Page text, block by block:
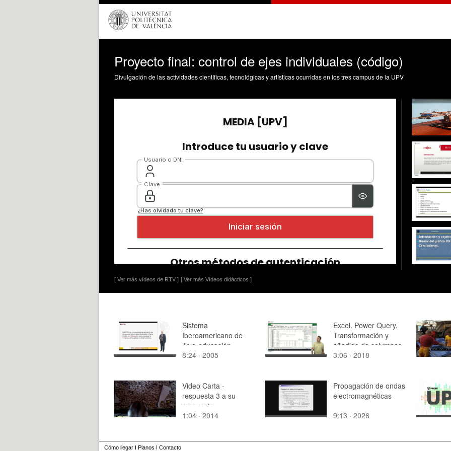
Proyecto final: control de ejes individuales (código)
Divulgación de las actividades científicas, tecnológicas y artísticas ocurridas en los tres campus de la UPV
[ Ver más vídeos de RTV ] [ Ver más Vídeos didácticos ]
Sistema
Iberoamericano de
Tele-educación -
IBERTEL
8:24 · 2005
Excel. Power Query.
Transformación y
añadido de columnas
3:06 · 2018
Video Carta -
respuesta 3 a su
respuesta
1:04 · 2014
Propagación de ondas
electromagnéticas
9:13 · 2026
Cómo llegar I Planos I Contacto